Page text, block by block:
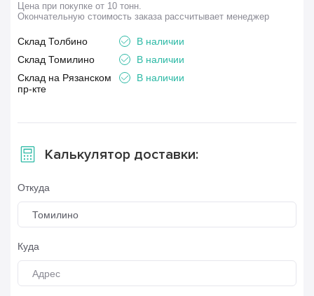
Цена при покупке от 10 тонн.
Окончательную стоимость заказа рассчитывает менеджер
Склад Толбино
В наличии
Склад Томилино
В наличии
Склад на Рязанском
пр-кте
В наличии
Калькулятор доставки:
Откуда
Томилино
Куда